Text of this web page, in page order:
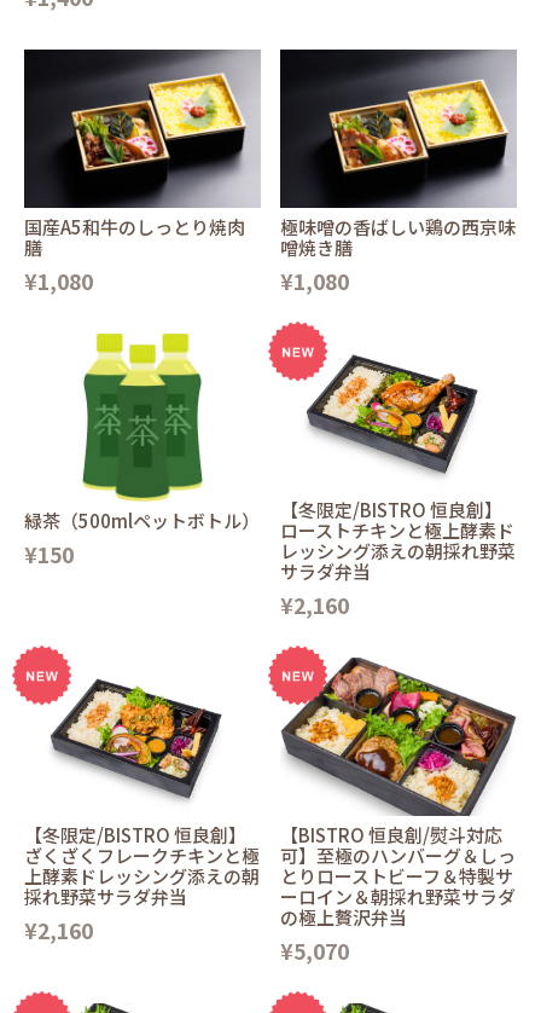
国産A5和牛のしっとり焼肉
膳
¥1,080
極味噌の香ばしい鶏の西京味
噌焼き膳
¥1,080
緑茶（500mlペットボトル）
¥150
【冬限定/BISTRO 恒良創】
ローストチキンと極上酵素ド
レッシング添えの朝採れ野菜
サラダ弁当
¥2,160
【冬限定/BISTRO 恒良創】
ざくざくフレークチキンと極
上酵素ドレッシング添えの朝
採れ野菜サラダ弁当
¥2,160
【BISTRO 恒良創/熨斗対応
可】至極のハンバーグ＆しっ
とりローストビーフ＆特製サ
ーロイン＆朝採れ野菜サラダ
の極上贅沢弁当
¥5,070